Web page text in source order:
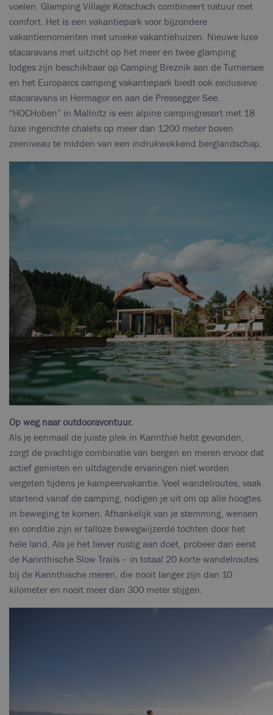
voelen. Glamping Village Kötschach combineert natuur met
comfort. Het is een vakantiepark voor bijzondere
vakantiemomenten met unieke vakantiehuizen. Nieuwe luxe
stacaravans met uitzicht op het meer en twee glamping
lodges zijn beschikbaar op Camping Breznik aan de Turnersee
en het Europarcs camping vakantiepark biedt ook exclusieve
stacaravans in Hermagor en aan de Pressegger See.
“HOCHoben” in Mallnitz is een alpine campingresort met 18
luxe ingerichte chalets op meer dan 1200 meter boven
zeeniveau te midden van een indrukwekkend berglandschap.
Op weg naar outdooravontuur.
Als je eenmaal de juiste plek in Karinthië hebt gevonden,
zorgt de prachtige combinatie van bergen en meren ervoor dat
actief genieten en uitdagende ervaringen niet worden
vergeten tijdens je kampeervakantie. Veel wandelroutes, vaak
startend vanaf de camping, nodigen je uit om op alle hoogtes
in beweging te komen. Afhankelijk van je stemming, wensen
en conditie zijn er talloze bewegwijzerde tochten door het
hele land. Als je het liever rustig aan doet, probeer dan eerst
de Karinthische Slow Trails – in totaal 20 korte wandelroutes
bij de Karinthische meren, die nooit langer zijn dan 10
kilometer en nooit meer dan 300 meter stijgen.